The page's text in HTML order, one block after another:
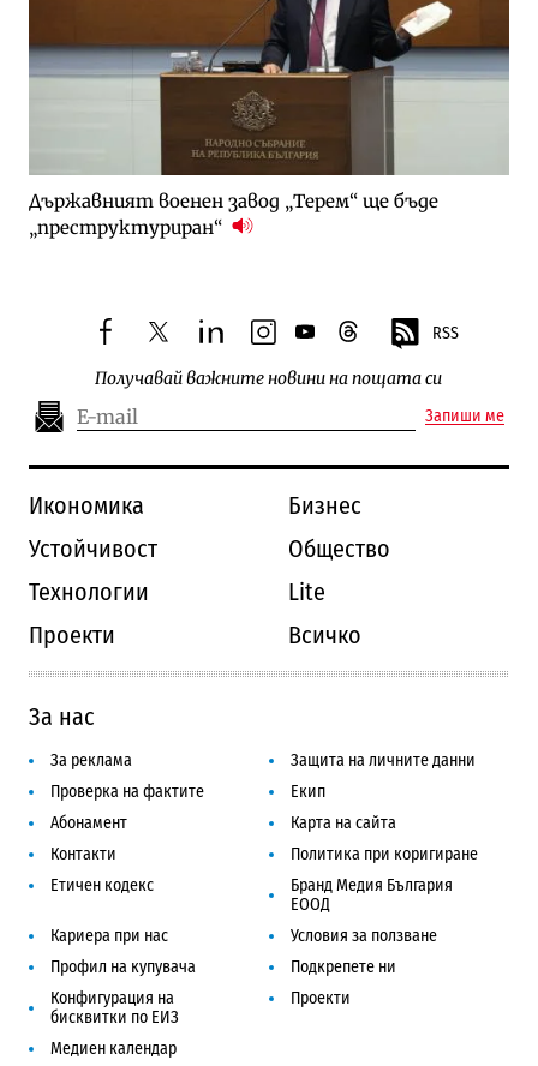
Държавният военен завод „Терем“ ще бъде
„преструктуриран“
facebooktwitterlinkedininstagram
youtubethreads RSS
Получавай важните новини на пощата си
Запиши ме
Икономика
Бизнес
Устойчивост
Общество
Технологии
Lite
Проекти
Всичко
За нас
За реклама
Защита на личните данни
Проверка на фактите
Екип
Абонамент
Карта на сайта
Контакти
Политика при коригиране
Етичен кодекс
Бранд Медия България
ЕООД
Кариера при нас
Условия за ползване
Профил на купувача
Подкрепете ни
Конфигурация на
бисквитки по ЕИЗ
Проекти
Медиен календар